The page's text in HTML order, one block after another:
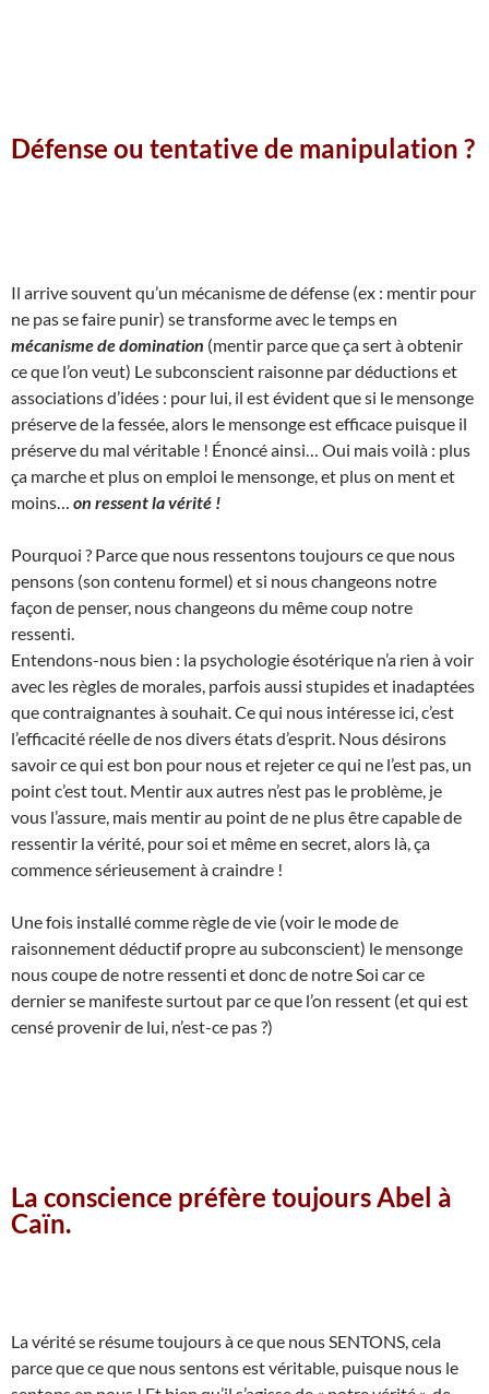
Défense ou tentative de manipulation ?
Il arrive souvent qu’un mécanisme de défense (ex : mentir pour
ne pas se faire punir) se transforme avec le temps en
mécanisme de domination (mentir parce que ça sert à obtenir
ce que l’on veut) Le subconscient raisonne par déductions et
associations d’idées : pour lui, il est évident que si le mensonge
préserve de la fessée, alors le mensonge est efficace puisque il
préserve du mal véritable ! Énoncé ainsi… Oui mais voilà : plus
ça marche et plus on emploi le mensonge, et plus on ment et
moins… on ressent la vérité !
Pourquoi ? Parce que nous ressentons toujours ce que nous
pensons (son contenu formel) et si nous changeons notre
façon de penser, nous changeons du même coup notre
ressenti.
Entendons-nous bien : la psychologie ésotérique n’a rien à voir
avec les règles de morales, parfois aussi stupides et inadaptées
que contraignantes à souhait. Ce qui nous intéresse ici, c’est
l’efficacité réelle de nos divers états d’esprit. Nous désirons
savoir ce qui est bon pour nous et rejeter ce qui ne l’est pas, un
point c’est tout. Mentir aux autres n’est pas le problème, je
vous l’assure, mais mentir au point de ne plus être capable de
ressentir la vérité, pour soi et même en secret, alors là, ça
commence sérieusement à craindre !
Une fois installé comme règle de vie (voir le mode de
raisonnement déductif propre au subconscient) le mensonge
nous coupe de notre ressenti et donc de notre Soi car ce
dernier se manifeste surtout par ce que l’on ressent (et qui est
censé provenir de lui, n’est-ce pas ?)
La conscience préfère toujours Abel à
Caïn.
La vérité se résume toujours à ce que nous SENTONS, cela
parce que ce que nous sentons est véritable, puisque nous le